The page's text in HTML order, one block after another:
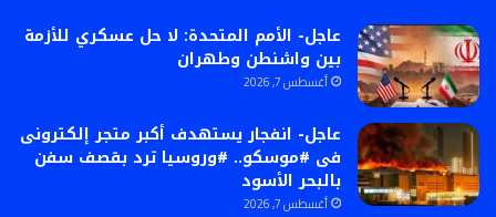
عاجل- الأمم المتحدة: لا حل عسكري للأزمة
بين واشنطن وطهران
أغسطس 7, 2026
عاجل- انفجار يستهدف أكبر متجر إلكترونى
فى #موسكو.. #وروسيا ترد بقصف سفن
بالبحر الأسود
أغسطس 7, 2026